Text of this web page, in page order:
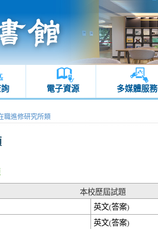
電子資源 多媒體服務
職進修研究所類
本校歷屆試題
英文(答案)
英文(答案)